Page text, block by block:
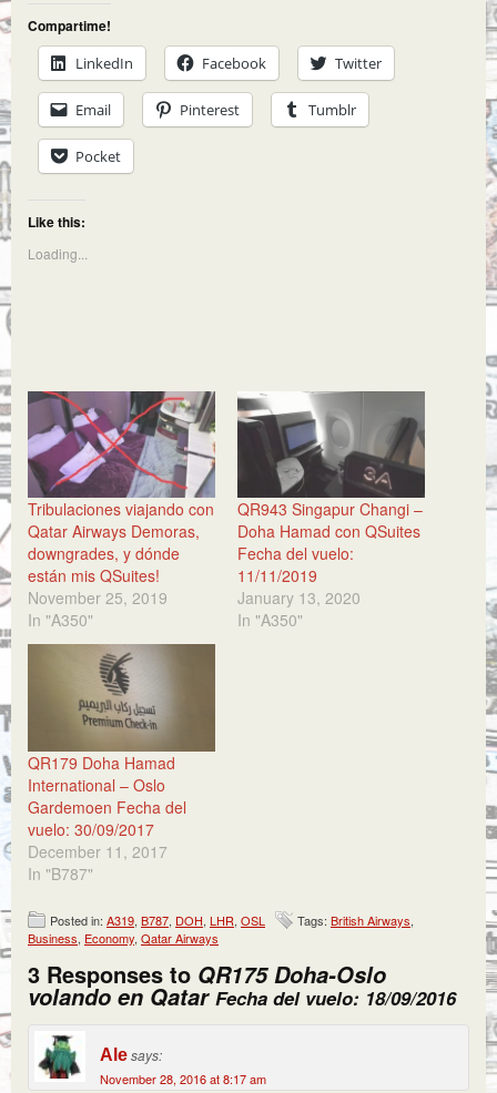
Compartime!
LinkedIn
Facebook Twitter
Email Pinterest Tumblr
Pocket
Like this:
Loading...
Tribulaciones viajando con
Qatar Airways Demoras,
downgrades, y dónde
están mis QSuites!
November 25, 2019
In "A350"
QR943 Singapur Changi –
Doha Hamad con QSuites
Fecha del vuelo:
11/11/2019
January 13, 2020
In "A350"
QR179 Doha Hamad
International – Oslo
Gardemoen Fecha del
vuelo: 30/09/2017
December 11, 2017
In "B787"
Posted in: A319, B787, DOH, LHR, OSL Tags: British Airways,
Business, Economy, Qatar Airways
3 Responses to QR175 Doha-Oslo
volando en Qatar Fecha del vuelo: 18/09/2016
Alesays:
November 28, 2016 at 8:17 am